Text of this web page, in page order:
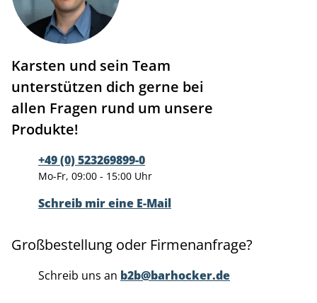
Karsten und sein Team
unterstützen dich gerne bei
allen Fragen rund um unsere
Produkte!
+49 (0) 523269899-0
Mo-Fr, 09:00 - 15:00 Uhr
Schreib mir eine E-Mail
Großbestellung oder Firmenanfrage?
Schreib uns an b2b@barhocker.de